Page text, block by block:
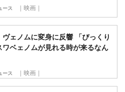
ース ｜映画｜
ェノムに変身に反響 「びっくり
ワベェノムが見れる時が来るなん
ース ｜映画｜